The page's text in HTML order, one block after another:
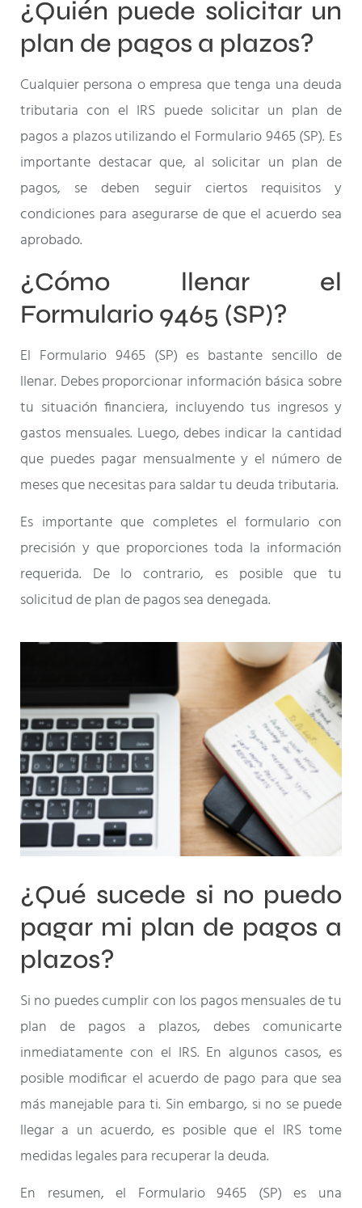
¿Quién puede solicitar un
plan de pagos a plazos?
Cualquier persona o empresa que tenga una deuda
tributaria con el IRS puede solicitar un plan de
pagos a plazos utilizando el Formulario 9465 (SP). Es
importante destacar que, al solicitar un plan de
pagos, se deben seguir ciertos requisitos y
condiciones para asegurarse de que el acuerdo sea
aprobado.
¿Cómo llenar el
Formulario 9465 (SP)?
El Formulario 9465 (SP) es bastante sencillo de
llenar. Debes proporcionar información básica sobre
tu situación financiera, incluyendo tus ingresos y
gastos mensuales. Luego, debes indicar la cantidad
que puedes pagar mensualmente y el número de
meses que necesitas para saldar tu deuda tributaria.
Es importante que completes el formulario con
precisión y que proporciones toda la información
requerida. De lo contrario, es posible que tu
solicitud de plan de pagos sea denegada.
¿Qué sucede si no puedo
pagar mi plan de pagos a
plazos?
Si no puedes cumplir con los pagos mensuales de tu
plan de pagos a plazos, debes comunicarte
inmediatamente con el IRS. En algunos casos, es
posible modificar el acuerdo de pago para que sea
más manejable para ti. Sin embargo, si no se puede
llegar a un acuerdo, es posible que el IRS tome
medidas legales para recuperar la deuda.
En resumen, el Formulario 9465 (SP) es una